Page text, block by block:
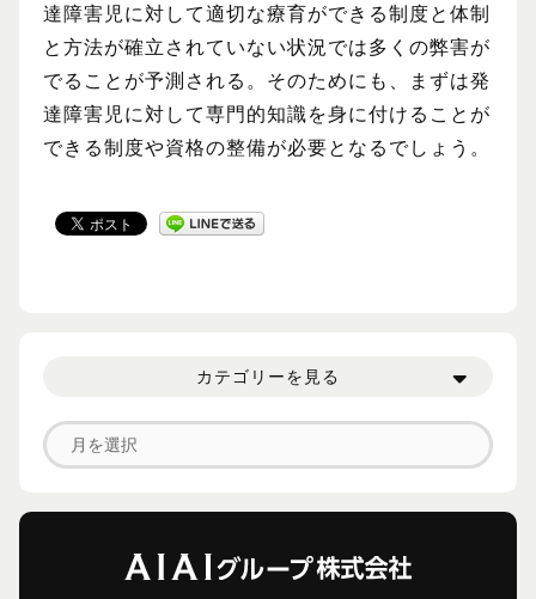
達障害児に対して適切な療育ができる制度と体制
と方法が確立されていない状況では多くの弊害が
でることが予測される。そのためにも、まずは発
達障害児に対して専門的知識を身に付けることが
できる制度や資格の整備が必要となるでしょう。
カテゴリーを見る